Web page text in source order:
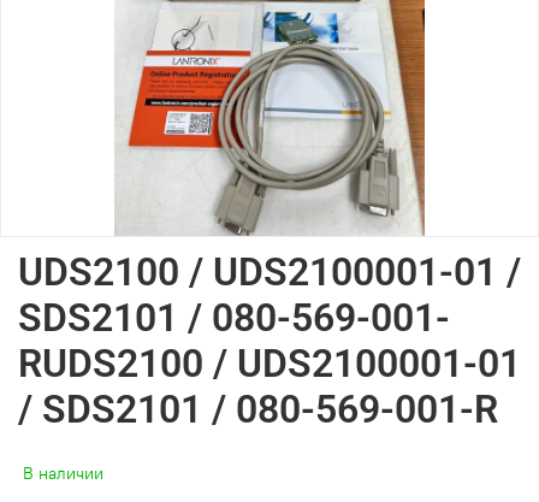
UDS2100 / UDS2100001-01 /
SDS2101 / 080-569-001-
RUDS2100 / UDS2100001-01
/ SDS2101 / 080-569-001-R
В наличии